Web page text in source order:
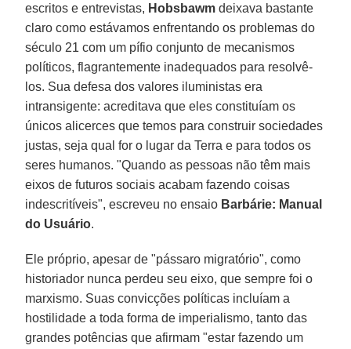
escritos e entrevistas, Hobsbawm deixava bastante
claro como estávamos enfrentando os problemas do
século 21 com um pífio conjunto de mecanismos
políticos, flagrantemente inadequados para resolvê-
los. Sua defesa dos valores iluministas era
intransigente: acreditava que eles constituíam os
únicos alicerces que temos para construir sociedades
justas, seja qual for o lugar da Terra e para todos os
seres humanos. "Quando as pessoas não têm mais
eixos de futuros sociais acabam fazendo coisas
indescritíveis", escreveu no ensaio Barbárie: Manual
do Usuário.
Ele próprio, apesar de "pássaro migratório", como
historiador nunca perdeu seu eixo, que sempre foi o
marxismo. Suas convicções políticas incluíam a
hostilidade a toda forma de imperialismo, tanto das
grandes potências que afirmam "estar fazendo um